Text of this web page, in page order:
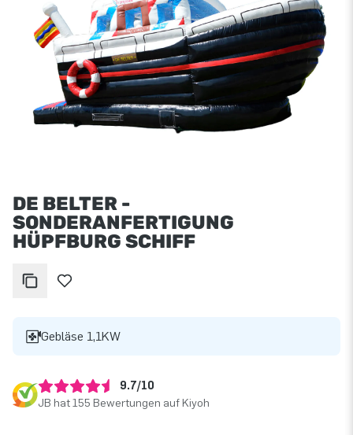
DE BELTER -
SONDERANFERTIGUNG
HÜPFBURG SCHIFF
Gebläse 1,1KW
9.7/10
JB hat 155 Bewertungen auf Kiyoh